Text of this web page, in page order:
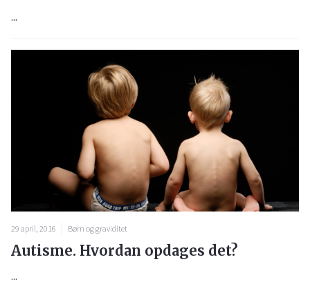
...
29 april, 2016 Børn og graviditet
Autisme. Hvordan opdages det?
...